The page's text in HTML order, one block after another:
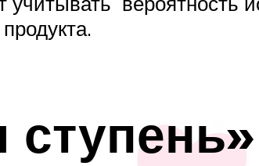
ступень»